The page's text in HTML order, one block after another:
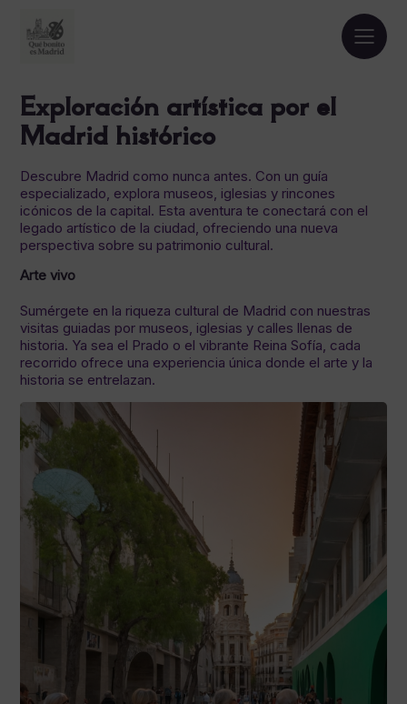
Exploración artística por el
Madrid histórico
Descubre Madrid como nunca antes. Con un guía
especializado, explora museos, iglesias y rincones
icónicos de la capital. Esta aventura te conectará con el
legado artístico de la ciudad, ofreciendo una nueva
perspectiva sobre su patrimonio cultural.
Arte vivo
Sumérgete en la riqueza cultural de Madrid con nuestras
visitas guiadas por museos, iglesias y calles llenas de
historia. Ya sea el Prado o el vibrante Reina Sofía, cada
recorrido ofrece una experiencia única donde el arte y la
historia se entrelazan.